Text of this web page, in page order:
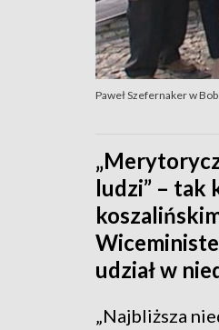
Paweł Szefernaker w
ludzi” – tak
udział w
„Najbliższa